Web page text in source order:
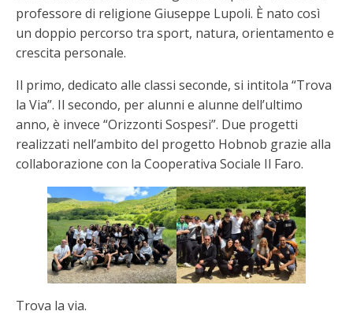
professore di religione Giuseppe Lupoli. È nato così
un doppio percorso tra sport, natura, orientamento e
crescita personale.
Il primo, dedicato alle classi seconde, si intitola “Trova
la Via”. Il secondo, per alunni e alunne dell’ultimo
anno, è invece “Orizzonti Sospesi”. Due progetti
realizzati nell’ambito del progetto Hobnob grazie alla
collaborazione con la Cooperativa Sociale Il Faro.
Trova la via.